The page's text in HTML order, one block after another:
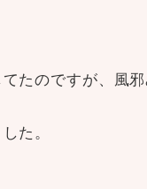
たのですが、風邪
た。